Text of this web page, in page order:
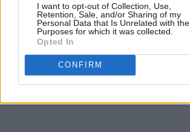
I want to opt-out of Collection, Use,
Retention, Sale, and/or Sharing of my
Personal Data that Is Unrelated with the
Purposes for which it was collected.
Opted In
CONFIRM